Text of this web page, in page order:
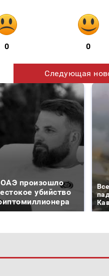
0 0
Следующая
произошло
убийство